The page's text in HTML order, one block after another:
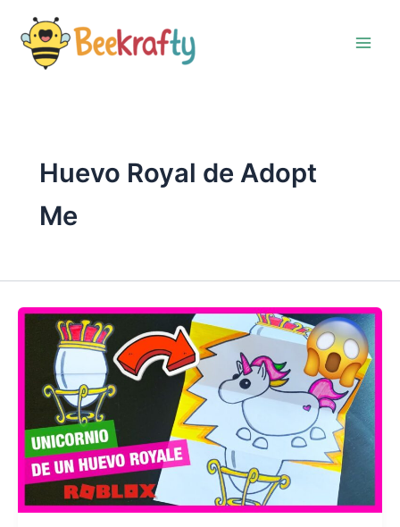
contenido
Huevo Royal de Adopt
Me